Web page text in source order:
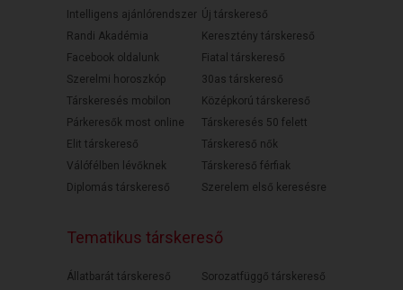
Intelligens ajánlórendszer
Randi Akadémia
Facebook oldalunk
Szerelmi horoszkóp
Társkeresés mobilon
Párkeresők most online
Elit társkereső
Válófélben lévőknek
Diplomás társkereső
Új társkereső
Keresztény társkereső
Fiatal társkereső
30as társkereső
Középkorú társkereső
Társkeresés 50 felett
Társkereső nők
Társkereső férfiak
Szerelem első keresésre
Tematikus társkereső
Állatbarát társkereső
Sorozatfüggő társkereső